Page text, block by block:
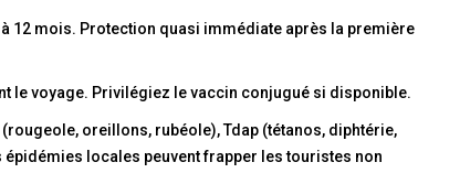
à 12 mois. Protection quasi immédiate après la première
le voyage. Privilégiez le vaccin conjugué si disponible.
oreillons, rubéole), Tdap (tétanos, diphtérie,
locales peuvent frapper les touristes non